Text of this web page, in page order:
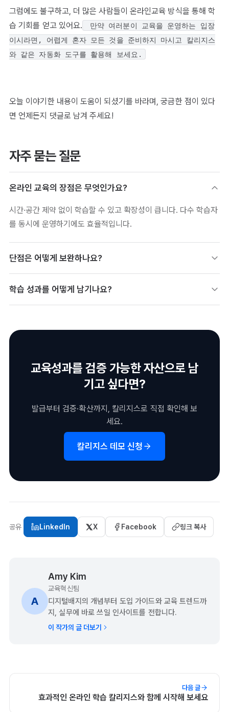
그럼에도 불구하고, 더 많은 사람들이 온라인교육 방식을 통해 학
습 기회를 얻고 있어요.
만약 여러분이 교육을 운영하는 입장
이시라면, 어렵게 혼자 모든 것을 준비하지 마시고 칼리지스
와 같은 자동화 도구를 활용해 보세요.
오늘 이야기한 내용이 도움이 되셨기를 바라며, 궁금한 점이 있다
면 언제든지 댓글로 남겨 주세요!
자주 묻는 질문
온라인 교육의 장점은 무엇인가요?
시간·공간 제약 없이 학습할 수 있고 확장성이 큽니다. 다수 학습자
를 동시에 운영하기에도 효율적입니다.
단점은 어떻게 보완하나요?
니다. 수료가 의미 있게 남도록 인증을 연결하는 것이 핵심입니다.
학습 성과를 어떻게 남기나요?
교육성과를 검증 가능한 자산으로 남
기고 싶다면?
발급부터 검증·확산까지, 칼리지스로 직접 확인해 보
세요.
칼리지스 데모 신청
공유 LinkedIn X Facebook 링크 복사
A
Amy Kim
교육혁신팀
디지털배지의 개념부터 도입 가이드와 교육 트렌드까
지, 실무에 바로 쓰일 인사이트를 전합니다.
이 작가의 글 더보기
다음 글
효과적인 온라인 학습 칼리지스와 함께 시작해 보세요